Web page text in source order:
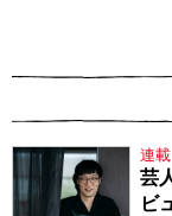
連載
芸
ビ